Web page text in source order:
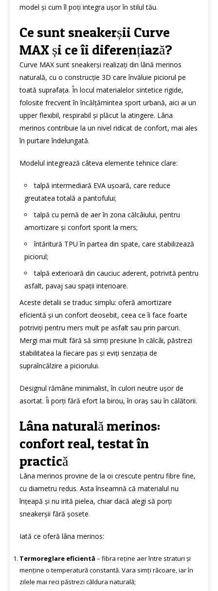
model și cum îl poți integra ușor în stilul tău.
Ce sunt sneakerșii Curve
MAX și ce îi diferențiază?
Curve MAX sunt sneakerși realizați din lână merinos
naturală, cu o construcție 3D care învăluie piciorul pe
toată suprafața. În locul materialelor sintetice rigide,
folosite frecvent în încălțămintea sport urbană, aici ai un
upper flexibil, respirabil și plăcut la atingere. Lâna
merinos contribuie la un nivel ridicat de confort, mai ales
în purtare îndelungată.
Modelul integrează câteva elemente tehnice clare:
talpă intermediară EVA ușoară, care reduce
greutatea totală a pantofului;
talpă cu pernă de aer în zona călcâiului, pentru
amortizare și confort sporit la mers;
întăritură TPU în partea din spate, care stabilizează
piciorul;
talpă exterioară din cauciuc aderent, potrivită pentru
asfalt, pavaj sau spații interioare.
Aceste detalii se traduc simplu: oferă amortizare
eficientă și un confort deosebit, ceea ce îi face foarte
potriviți pentru mers mult pe asfalt sau prin parcuri.
Mergi mai mult fără să simți presiune în călcâi, păstrezi
stabilitatea la fiecare pas și eviți senzația de
supraîncălzire a piciorului.
Designul rămâne minimalist, în culori neutre ușor de
asortat. Îi porți fără efort la birou, în oraș sau în călătorii.
Lâna naturală merinos:
confort real, testat în
practică
Lâna merinos provine de la oi crescute pentru fibre fine,
cu diametru redus. Asta înseamnă că materialul nu
înțeapă și nu irită pielea, chiar dacă alegi să porți
sneakerșii fără șosete.
Iată ce oferă lâna merinos:
Termoreglare eficientă – fibra reține aer între straturi și
menține o temperatură constantă. Vara simți răcoare, iar în
zilele mai reci păstrezi căldura naturală;